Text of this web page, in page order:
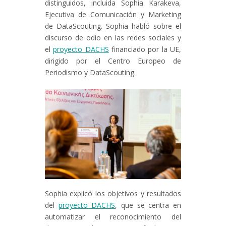
distinguidos, incluida Sophia Karakeva,
Ejecutiva de Comunicación y Marketing
de DataScouting. Sophia habló sobre el
discurso de odio en las redes sociales y
elproyecto DACHS financiado por la UE,
dirigido por el Centro Europeo de
Periodismo y DataScouting.
Sophia explicó los objetivos y resultados
del proyecto DACHS, que se centra en
automatizar el reconocimiento del